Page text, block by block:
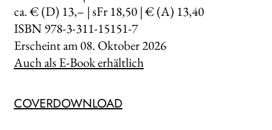
ca. € (D) 13,– | sFr 18,50 | € (A) 13,40
ISBN 978-3-311-15151-7
Erscheint am08. Oktober 2026
Auch als E-Book erhältlich
COVERDOWNLOAD